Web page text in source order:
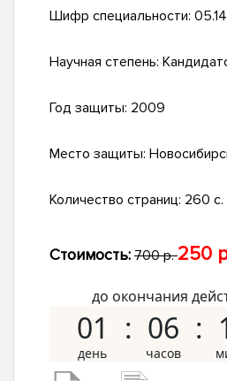
Шифр специальности:
Научная степень:
Год защиты: 2009
Место защиты:
Количество страниц: 260 с.
Стоимость: 700 р.250
до окончания
01 06